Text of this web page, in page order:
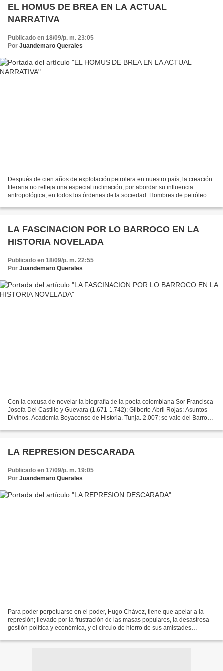
EL HOMUS DE BREA EN LA ACTUAL
NARRATIVA
Publicado en 18/09/p. m. 23:05
Por Juandemaro Querales
Después de cien años de explotación petrolera en nuestro país, la creación
literaria no refleja una especial inclinación, por abordar su influencia
antropológica, en todos los órdenes de la sociedad. Hombres de petróleo.
LA FASCINACION POR LO BARROCO EN LA
HISTORIA NOVELADA
Publicado en 18/09/p. m. 22:55
Por Juandemaro Querales
Con la excusa de novelar la biografía de la poeta colombiana Sor Francisca
Josefa Del Castillo y Guevara (1.671-1.742); Gilberto Abril Rojas: Asuntos
Divinos. Academia Boyacense de Historia. Tunja. 2.007; se vale del Barroco
LA REPRESION DESCARADA
Publicado en 17/09/p. m. 19:05
Por Juandemaro Querales
Para poder perpetuarse en el poder, Hugo Chávez, tiene que apelar a la
represión; llevado por la frustración de las masas populares, la desastrosa
gestión política y económica, y el círculo de hierro de sus amistades